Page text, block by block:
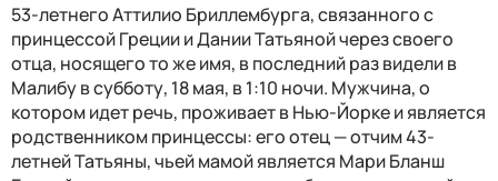
53-летнего Аттилио Бриллембурга, связанного с
принцессой Греции и Дании Татьяной через своего
отца, носящего то же имя, в последний раз видели в
Малибу в субботу, 18 мая, в 1:10 ночи. Мужчина, о
котором идет речь, проживает в Нью-Йорке и является
родственником принцессы: его отец — отчим 43-
летней Татьяны, чьей мамой является Мари Бланш